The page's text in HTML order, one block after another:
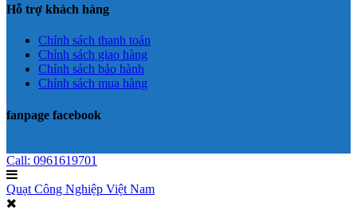
Hỗ trợ khách hàng
Chính sách thanh toán
Chính sách giao hàng
Chính sách bảo hành
Chính sách mua hàng
fanpage facebook
Call: 0961619701
Quạt Công Nghiệp Việt Nam